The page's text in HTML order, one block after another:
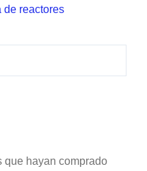
de reactores
que hayan comprado